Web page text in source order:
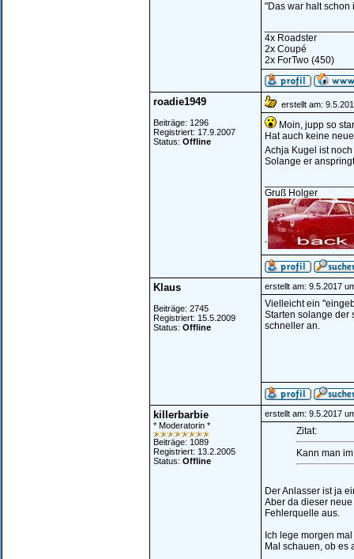
"Das war halt schon
4x Roadster
2x Coupé
2x ForTwo (450)
roadie1949
Beiträge: 1296
Registriert: 17.9.2007
Status: Offline
erstellt am:
Moin, jupp so
Hat auch keine
Achja Kugel ist
Solange er
Gruß Holger
´
Klaus
Beiträge: 2745
Registriert: 15.5.2009
Status: Offline
erstellt am: 9.5.2017
Vielleicht ein
Starten solange der
schneller an.
killerbarbie
* Moderatorin *
Beiträge: 1089
Registriert: 13.2.2005
Status: Offline
erstellt am: 9.5.2017
Zitat:
Kann man
Der Anlasser ist ja
Aber da dieser
Fehlerquelle aus.
Ich lege morgen
Mal schauen, ob es